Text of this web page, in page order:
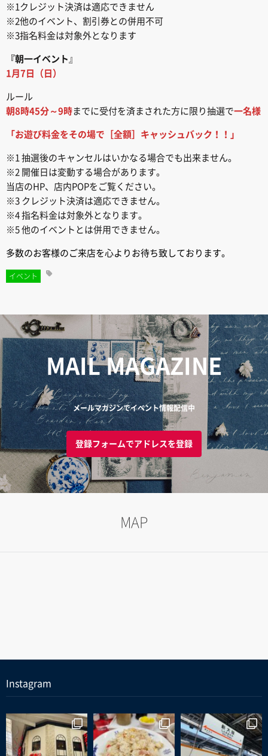
※1クレジット決済は適応できません
※2他のイベント、割引券との併用不可
※3指名料金は対象外となります
『朝一イベント 』
1月7日（日）
ルール
朝8時45分～9時までに受付を済まされた方に限り抽選で一名様
「お遊び料金をその場で［全額］キャッシュバック！！」
※1 抽選後のキャンセルはいかなる場合でも出来ません。
※2 開催日は変動する場合があります。
当店のHP、店内POPをご覧ください。
※3 クレジット決済は適応できません。
※4 指名料金は対象外となります。
※5 他のイベントとは併用できません。
多数のお客様のご来店を心よりお待ち致しております。
イベント
MAIL MAGAZINE
メールマガジンでイベント情報配信中
登録フォームでアドレスを登録
MAP
Instagram